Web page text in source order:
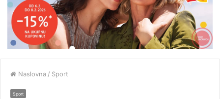
Naslovna / Sport
Sport